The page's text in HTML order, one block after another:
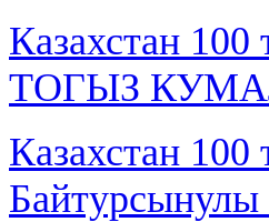
Казахстан
ТОГЫЗ
Казахстан
Байтурсынулы